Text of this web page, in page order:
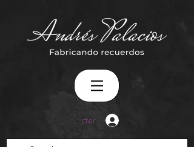
Se connecter